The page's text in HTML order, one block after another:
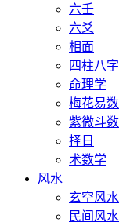
六壬
六爻
相面
四柱八字
命理学
梅花易数
紫微斗数
择日
术数学
风水
玄空风水
民间风水